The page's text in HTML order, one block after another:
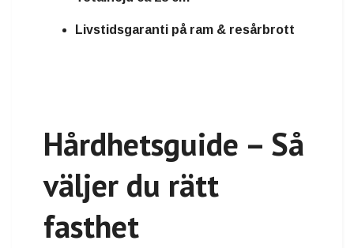
Livstidsgaranti på ram & resårbrott
Hårdhetsguide – Så
väljer du rätt
fasthet